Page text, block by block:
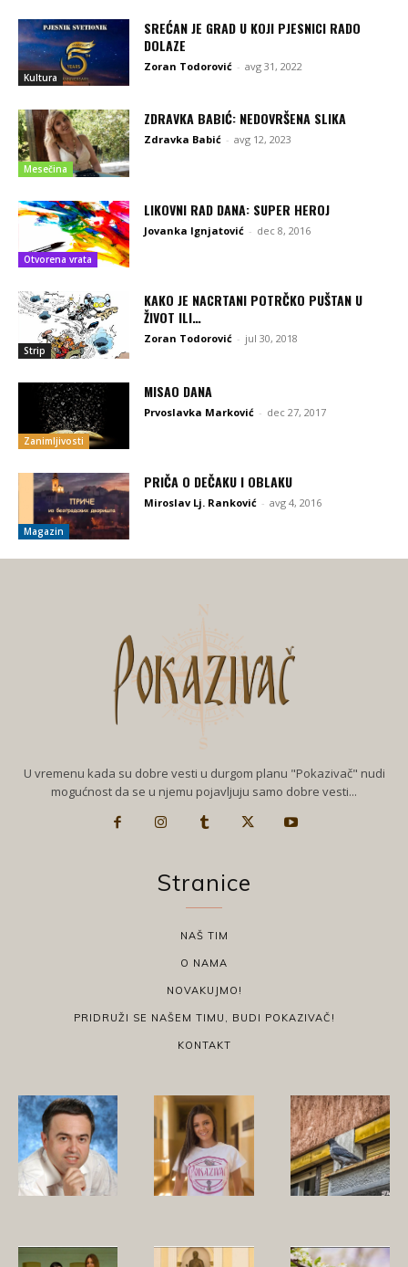
Kultura
SREĆAN JE GRAD U KOJI PJESNICI RADO
DOLAZE
Zoran Todorović - avg 31, 2022
Mesečina
ZDRAVKA BABIĆ: NEDOVRŠENA SLIKA
Zdravka Babić - avg 12, 2023
Otvorena vrata
LIKOVNI RAD DANA: SUPER HEROJ
Jovanka Ignjatović - dec 8, 2016
Strip
KAKO JE NACRTANI POTRČKO PUŠTAN U
ŽIVOT ILI…
Zoran Todorović - jul 30, 2018
Zanimljivosti
MISAO DANA
Prvoslavka Marković - dec 27, 2017
Magazin
PRIČA O DEČAKU I OBLAKU
Miroslav Lj. Ranković - avg 4, 2016
U vremenu kada su dobre vesti u durgom planu "Pokazivač" nudi
mogućnost da se u njemu pojavljuju samo dobre vesti...
Stranice
NAŠ TIM
O NAMA
NOVAKUJMO!
PRIDRUŽI SE NAŠEM TIMU, BUDI POKAZIVAČ!
KONTAKT